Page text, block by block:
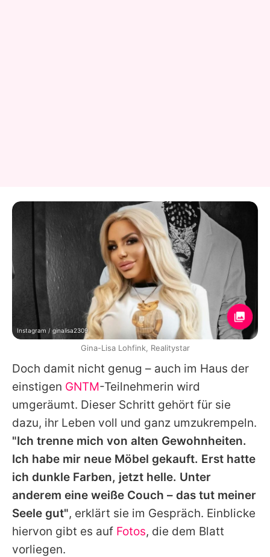
Doch damit nicht genug – auch im Haus der
einstigen GNTM-Teilnehmerin wird
umgeräumt. Dieser Schritt gehört für sie
dazu, ihr Leben voll und ganz umzukrempeln.
"Ich trenne mich von alten Gewohnheiten.
Ich habe mir neue Möbel gekauft. Erst hatte
ich dunkle Farben, jetzt helle. Unter
anderem eine weiße Couch – das tut meiner
Seele gut", erklärt sie im Gespräch. Einblicke
hiervon gibt es auf Fotos, die dem Blatt
vorliegen.
Instagram / ginalisa2309
Gina-Lisa Lohfink, Realitystar